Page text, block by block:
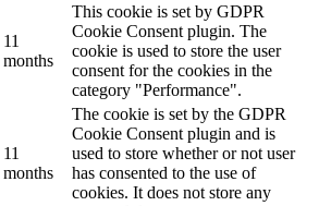
11
months
This cookie is set by GDPR
Cookie Consent plugin. The
cookie is used to store the user
consent for the cookies in the
category "Performance".
11
months
The cookie is set by the GDPR
Cookie Consent plugin and is
used to store whether or not user
has consented to the use of
cookies. It does not store any